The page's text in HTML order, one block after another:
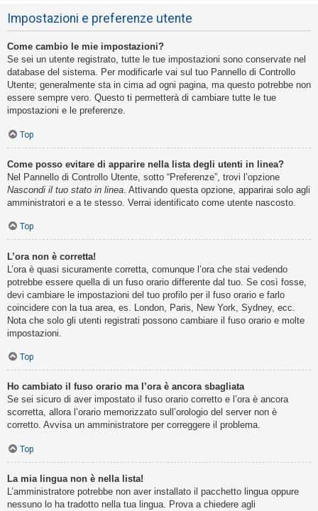
Impostazioni e preferenze utente
Come cambio le mie impostazioni?
Se sei un utente registrato, tutte le tue impostazioni sono conservate nel
database del sistema. Per modificarle vai sul tuo Pannello di Controllo
Utente; generalmente sta in cima ad ogni pagina, ma questo potrebbe non
essere sempre vero. Questo ti permetterà di cambiare tutte le tue
impostazioni e le preferenze.
Top
Come posso evitare di apparire nella lista degli utenti in linea?
Nel Pannello di Controllo Utente, sotto “Preferenze”, trovi l’opzione
Nascondi il tuo stato in linea . Attivando questa opzione, apparirai solo agli
amministratori e a te stesso. Verrai identificato come utente nascosto.
Top
L’ora non è corretta!
L’ora è quasi sicuramente corretta, comunque l’ora che stai vedendo
potrebbe essere quella di un fuso orario differente dal tuo. Se così fosse,
devi cambiare le impostazioni del tuo profilo per il fuso orario e farlo
coincidere con la tua area, es. London, Paris, New York, Sydney, ecc.
Nota che solo gli utenti registrati possono cambiare il fuso orario e molte
impostazioni.
Top
Ho cambiato il fuso orario ma l’ora è ancora sbagliata
Se sei sicuro di aver impostato il fuso orario corretto e l’ora è ancora
scorretta, allora l’orario memorizzato sull’orologio del server non è
corretto. Avvisa un amministratore per correggere il problema.
Top
La mia lingua non è nella lista!
L’amministratore potrebbe non aver installato il pacchetto lingua oppure
nessuno lo ha tradotto nella tua lingua. Prova a chiedere agli